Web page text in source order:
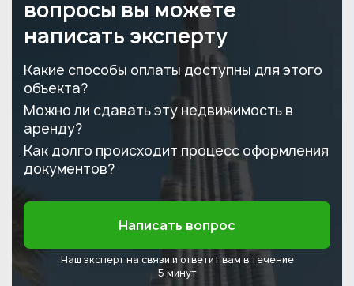
вопросы вы можете
написать эксперту
Какие способы оплаты доступны для этого
объекта?
Можно ли сдавать эту недвижимость в
аренду?
Как долго происходит процесс оформления
документов?
Написать вопрос
Наш эксперт на связи и ответитвам в течение
5 минут